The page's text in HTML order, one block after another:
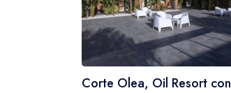
Corte Olea, Oil Resort con